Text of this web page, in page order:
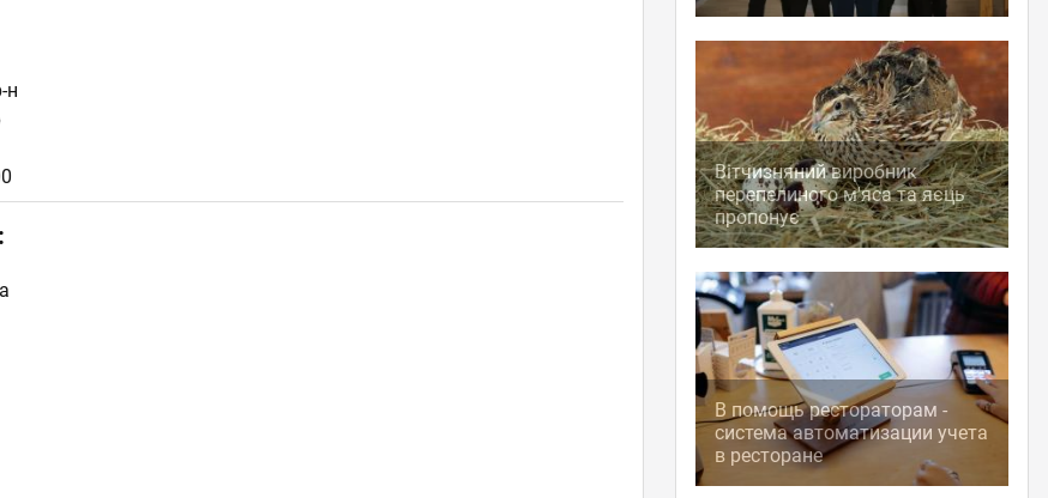
н
Вітчизняний виробник
перепелиного м'яса та яєць
пропонує
В помощь рестораторам -
система автоматизации учета
в ресторане